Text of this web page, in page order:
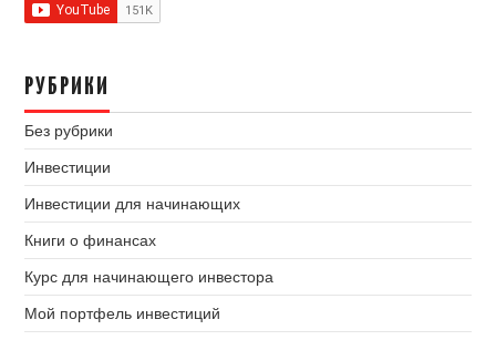
РУБРИКИ
Без рубрики
Инвестиции
Инвестиции для начинающих
Книги о финансах
Курс для начинающего инвестора
Мой портфель инвестиций